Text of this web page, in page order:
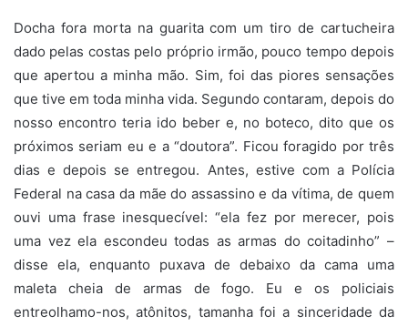
Docha fora morta na guarita com um tiro de cartucheira
dado pelas costas pelo próprio irmão, pouco tempo depois
que apertou a minha mão. Sim, foi das piores sensações
que tive em toda minha vida. Segundo contaram, depois do
nosso encontro teria ido beber e, no boteco, dito que os
próximos seriam eu e a “doutora”. Ficou foragido por três
dias e depois se entregou. Antes, estive com a Polícia
Federal na casa da mãe do assassino e da vítima, de quem
ouvi uma frase inesquecível: “ela fez por merecer, pois
uma vez ela escondeu todas as armas do coitadinho” –
disse ela, enquanto puxava de debaixo da cama uma
maleta cheia de armas de fogo. Eu e os policiais
entreolhamo-nos, atônitos, tamanha foi a sinceridade da